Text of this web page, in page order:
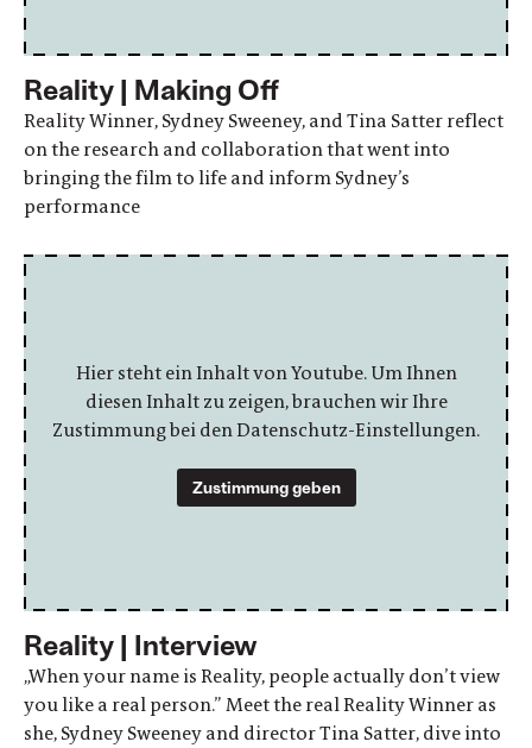
Reality | Making Off
Reality Winner, Sydney Sweeney, and Tina Satter reflect
on the research and collaboration that went into
bringing the film to life and inform Sydney’s
performance
Hier steht ein Inhalt von Youtube. Um Ihnen
diesen Inhalt zu zeigen, brauchen wir Ihre
Zustimmung bei den Datenschutz-Einstellungen.
Zustimmung geben
Reality | Interview
„When your name is Reality, people actually don’t view
you like a real person.” Meet the real Reality Winner as
she, Sydney Sweeney and director Tina Satter, dive into